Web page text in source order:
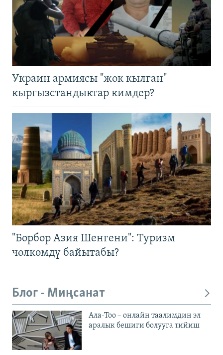
Украин армиясы "жок кылган"
кыргызстандыктар кимдер?
"Борбор Азия Шенгени": Туризм
чөлкөмдү байытабы?
Блог - Миңсанат
Ала-Тоо – онлайн таалимдин эл
аралык бешиги болууга тийиш